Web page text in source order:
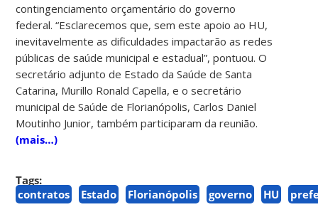
contingenciamento orçamentário do governo
federal. “Esclarecemos que, sem este apoio ao HU,
inevitavelmente as dificuldades impactarão as redes
públicas de saúde municipal e estadual”, pontuou.O
secretário adjunto de Estado da Saúde de Santa
Catarina, Murillo Ronald Capella, e o secretário
municipal de Saúde de Florianópolis, Carlos Daniel
Moutinho Junior, também participaram da reunião.
(mais…)
Tags:
contratos
Estado Florianópolis governo HU